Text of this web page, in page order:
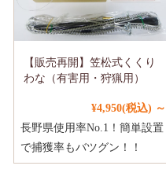
【販売再開】笠松式くくり
わな（有害用・狩猟用）
¥4,950(税込) ～
長野県使用率No.1！簡単設置
で捕獲率もバツグン！！